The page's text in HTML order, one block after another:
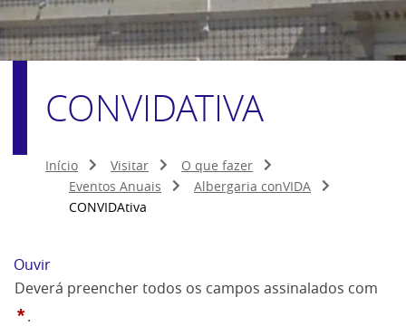
CONVIDATIVA
Início Visitar
O que fazer
Eventos Anuais
Albergaria conVIDA
CONVIDAtiva
Ouvir
Deverá preencher todos os campos assinalados com
*.